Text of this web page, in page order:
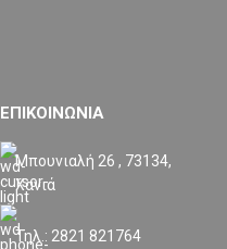
ΕΠΙΚΟΙΝΩΝΙΑ
Μπουνιαλή 26 , 73134,
Χανιά
Τηλ.: 2821 821764